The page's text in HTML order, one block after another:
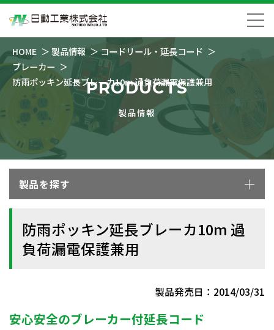
HOME 製品情報
コードリール・延長コード
ブレーカー
防雨ポッキン延長ブレーカ10m 過負荷漏電保護兼用
PRODUCTS
製品情報
製品を探す
防雨ポッキン延長ブレーカ10m 過
負荷漏電保護兼用
製品発売日：2014/03/31
安心安全のブレーカー付延長コード